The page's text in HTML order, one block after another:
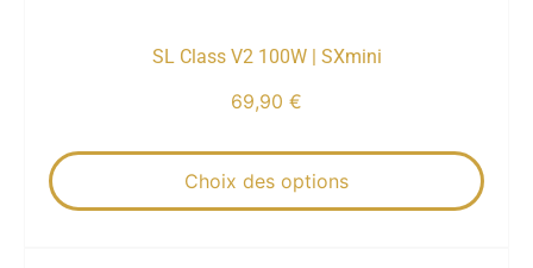
SL Class V2 100W | SXmini
69,90 €
Choix des options